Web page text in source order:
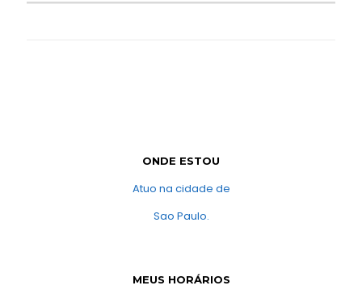
ONDE ESTOU
Atuo na cidade de
Sao Paulo.
MEUS HORÁRIOS